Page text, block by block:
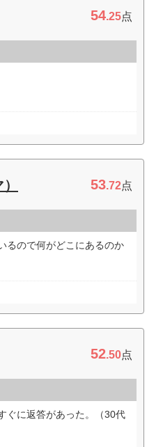
54.25点
53.72点
るので何がどこにあるのか
52.50点
ぐに返答があった。（30代